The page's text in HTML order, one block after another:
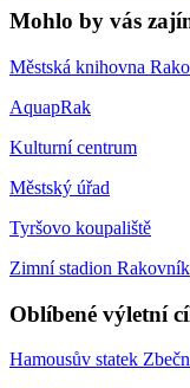
Mohlo by vás
Městská knihovna
AquapRak
Kulturní centrum
Městský úřad
Tyršovo koupaliště
Zimní stadion Rakovník
Oblíbené výletní
Hamousův statek